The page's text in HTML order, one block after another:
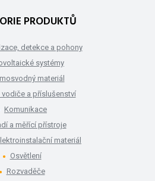
PRODUKTŮ
detekce a pohony
systémy
materiál
vodiče a příslušenství
Komunikace
a měřící přístroje
materiál
Osvětlení
Rozvaděče